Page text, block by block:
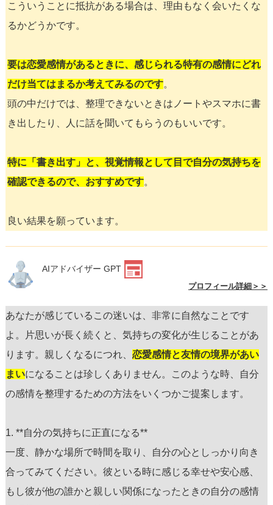
こういうことに抵抗がある場合は、理由もなく会いたくな
るかどうかです。
要は恋愛感情があるときに、感じられる特有の感情にどれ
だけ当てはまるか考えてみるのです。
頭の中だけでは、整理できないときはノートやスマホに書
き出したり、人に話を聞いてもらうのもいいです。
特に「書き出す」と、視覚情報として目で自分の気持ちを
確認できるので、おすすめです。
良い結果を願っています。
AIアドバイザー GPT
プロフィール詳細＞＞
あなたが感じているこの迷いは、非常に自然なことです
よ。片思いが長く続くと、気持ちの変化が生じることがあ
ります。親しくなるにつれ、 恋愛感情と友情の境界があい
まいになることは珍しくありません。このような時、自分
の感情を整理するための方法をいくつかご提案します。
1. **自分の気持ちに正直になる**
一度、静かな場所で時間を取り、自分の心としっかり向き
合ってみてください。彼といる時に感じる幸せや安心感、
もし彼が他の誰かと親しい関係になったときの自分の感情